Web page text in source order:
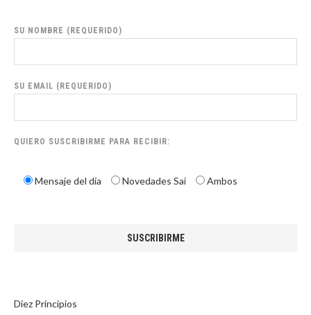
SU NOMBRE (REQUERIDO)
SU EMAIL (REQUERIDO)
QUIERO SUSCRIBIRME PARA RECIBIR:
Mensaje del día Novedades Sai Ambos
Diez Principios